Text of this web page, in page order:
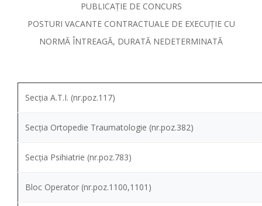
PUBLICAȚIE DE CONCURS
POSTURI VACANTE CONTRACTUALE DE EXECUȚIE CU
NORMĂ ÎNTREAGĂ, DURATĂ NEDETERMINATĂ
Secţia A.T.I. (nr.poz.117)
Secția Ortopedie Traumatologie (nr.poz.382)
Secția Psihiatrie (nr.poz.783)
Bloc Operator (nr.poz.1100,1101)